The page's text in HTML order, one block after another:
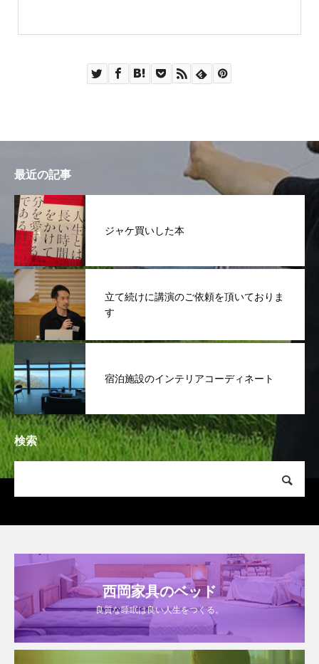
最近の記事
ジャケ買いした本
立て続けに講演のご依頼を頂いておりま
す
宿泊施設のインテリアコーディネート
検索
西岡家具のベッド
良質な睡眠は良い人生をつくる。